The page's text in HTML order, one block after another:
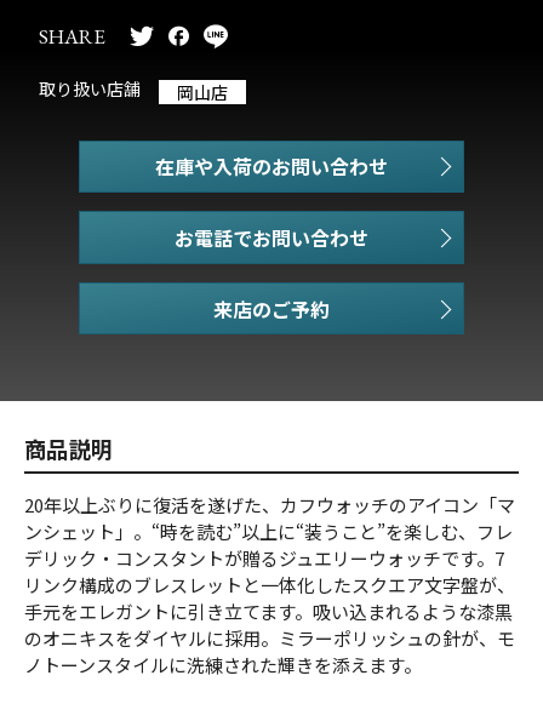
SHARE
取り扱い店舗 岡山店
在庫や入荷のお問い合わせ
お電話でお問い合わせ
商品説明
20年以上ぶりに復活を遂げた、カフウォッチのアイコン「マ
ンシェット」。“時を読む”以上に“装うこと”を楽しむ、フレ
デリック・コンスタントが贈るジュエリーウォッチです。7
リンク構成のブレスレットと一体化したスクエア文字盤が、
手元をエレガントに引き立てます。吸い込まれるような漆黒
のオニキスをダイヤルに採用。ミラーポリッシュの針が、モ
ノトーンスタイルに洗練された輝きを添えます。